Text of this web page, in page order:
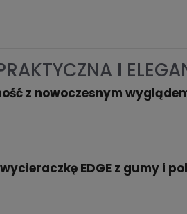
I
z nowoczesnym
EDGE z gumy i